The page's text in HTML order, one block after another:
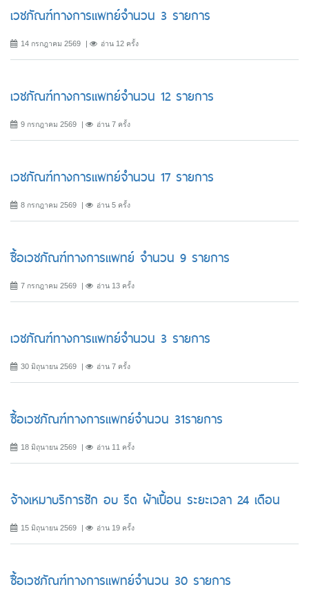
เวชภัณฑ์ทางการแพทย์จำนวน 3 รายการ
14 กรกฎาคม 2569 อ่าน 12 ครั้ง
เวชภัณฑ์ทางการแพทย์จำนวน 12 รายการ
9 กรกฎาคม 2569 อ่าน 7 ครั้ง
เวชภัณฑ์ทางการแพทย์จำนวน 17 รายการ
8 กรกฎาคม 2569 อ่าน 5 ครั้ง
ซื้อเวชภัณฑ์ทางการแพทย์ จำนวน 9 รายการ
7 กรกฎาคม 2569 อ่าน 13 ครั้ง
เวชภัณฑ์ทางการแพทย์จำนวน 3 รายการ
30 มิถุนายน 2569 อ่าน 7 ครั้ง
ซื้อเวชภัณฑ์ทางการแพทย์จำนวน 31รายการ
18 มิถุนายน 2569 อ่าน 11 ครั้ง
จ้างเหมาบริการซัก อบ รีด ผ้าเปื้อน ระยะเวลา 24 เดือน
15 มิถุนายน 2569 อ่าน 19 ครั้ง
ซื้อเวชภัณฑ์ทางการแพทย์จำนวน 30 รายการ